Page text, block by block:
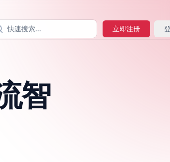
快速搜索... 立即注册
智